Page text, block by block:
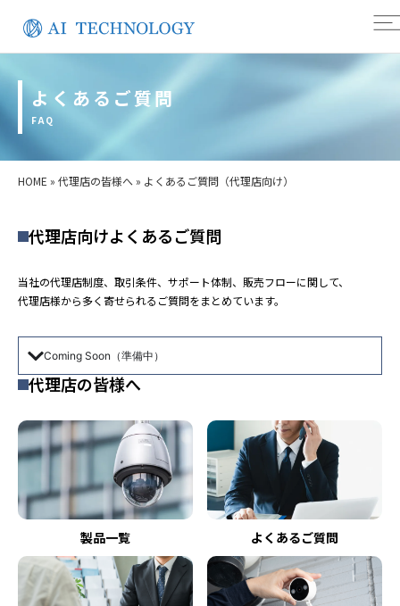
よくあるご質問
FAQ
HOME » 代理店の皆様へ » よくあるご質問（代理店向け）
代理店向けよくあるご質問
当社の代理店制度、取引条件、サポート体制、販売フローに関して、
代理店様から多く寄せられるご質問をまとめています。
Coming Soon（準備中）
代理店の皆様へ
製品一覧 よくあるご質問